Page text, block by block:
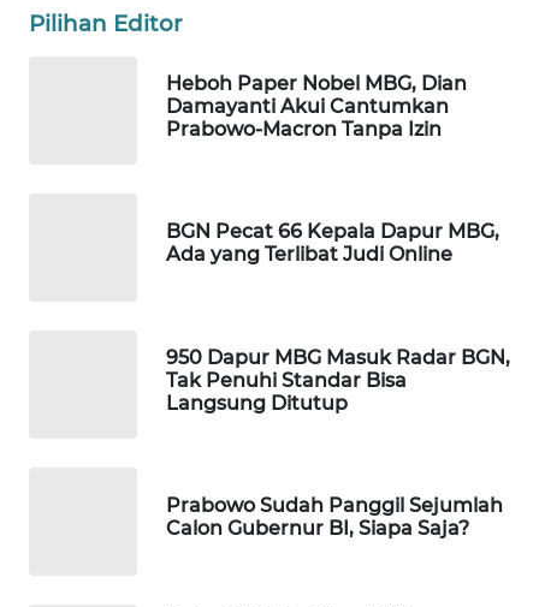
Pilihan Editor
Heboh Paper Nobel MBG, Dian
Damayanti Akui Cantumkan
Prabowo-Macron Tanpa Izin
BGN Pecat 66 Kepala Dapur MBG,
Ada yang Terlibat Judi Online
950 Dapur MBG Masuk Radar BGN,
Tak Penuhi Standar Bisa
Langsung Ditutup
Prabowo Sudah Panggil Sejumlah
Calon Gubernur BI, Siapa Saja?
LAPAK
WAHANA